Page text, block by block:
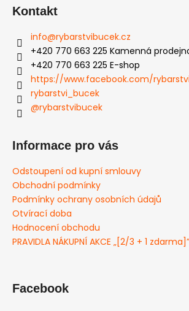
Kontakt
info@rybarstvibucek.cz
+420 770 663 225 Kamenná
+420 770 663 225 E-shop
https://www.facebook.com/
rybarstvi_bucek
@rybarstvibucek
Informace pro vás
Odstoupení od kupní smlouvy
Obchodní podmínky
Podmínky ochrany osobních údajů
Otvírací doba
Hodnocení obchodu
PRAVIDLA NÁKUPNÍ AKCE „[2/3 + 1 zdarma]”
Facebook